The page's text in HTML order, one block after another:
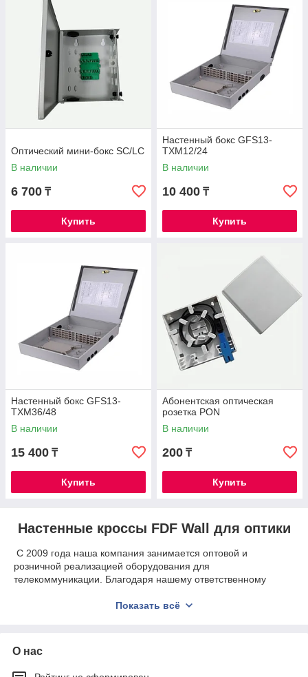
Оптический мини-бокс SC/LC
В наличии
6 700 ₸
Купить
Настенный бокс GFS13-
TXM12/24
В наличии
10 400 ₸
Купить
Настенный бокс GFS13-
TXM36/48
В наличии
15 400 ₸
Купить
Абонентская оптическая
розетка PON
В наличии
200 ₸
Купить
Настенные кроссы FDF Wall для оптики
С 2009 года наша компания занимается оптовой и
розничной реализацией оборудования для
телекоммуникации. Благодаря нашему ответственному
заработали себе репутацию надежного поставщика и
мы готовы принять и доставить заказ в пределах
Показать всё
О нас